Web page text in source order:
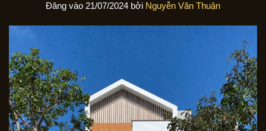
Đăng vào 21/07/2024 bởi Nguyễn Văn Thuận